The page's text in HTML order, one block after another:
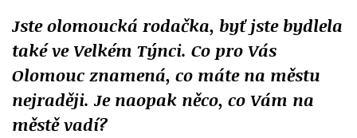
Jste olomoucká rodačka, byť jste bydlela
také ve Velkém Týnci. Co pro Vás
Olomouc znamená, co máte na městu
nejraději. Je naopak něco, co Vám na
městě vadí?